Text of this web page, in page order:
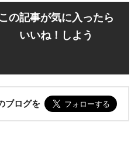
この記事が気に入ったら
いいね！しよう
ブログを